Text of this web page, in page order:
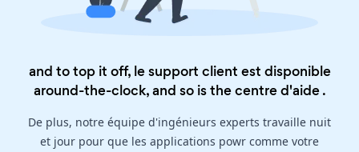
and to top it off, le support client est disponible
around-the-clock, and so is thecentre d'aide.
De plus, notre équipe d'ingénieurs experts travaille nuit
et jour pour que les applications powr comme votre